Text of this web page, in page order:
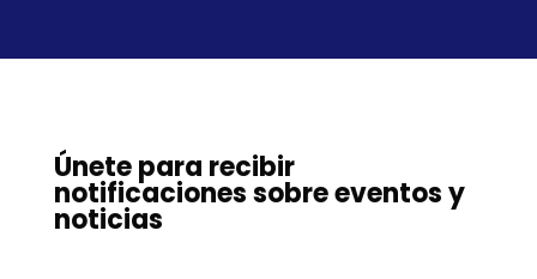
Únete para recibir
notificaciones sobre eventos y
noticias